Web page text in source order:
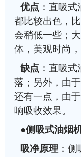
优点 ：直吸
都比较出色，
会稍低一些；
体，美观时尚
缺点 ：直吸
落；另外，由
还有一点，由
响吸收效果。
●侧吸式油烟
吸净原理 ：